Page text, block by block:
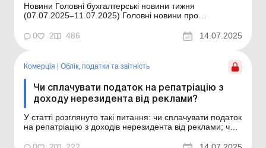
Новини Головні бухгалтерські новини тижня
(07.07.2025–11.07.2025) Головні новини про
щодня Зміст номеру Земельні відносини
Читати Спадкування права оренди земельної ділянки
0 2 486 14.07.2025
Комерція | Облік, податки та звiтнiсть
Чи сплачувати податок на репатріацію з
доходу нерезидента від реклами?
У статті розглянуто такі питання: чи сплачувати податок
на репатріацію з доходів нерезидента від реклами; чи
щодо оподаткування нерезидентського доходу від